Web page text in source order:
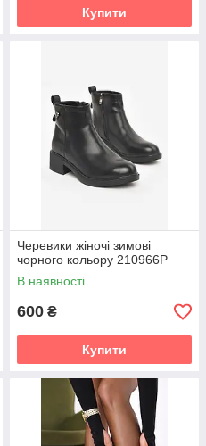
Купити
Черевики жіночі зимові
чорного кольору 210966P
В наявності
600 ₴
Купити